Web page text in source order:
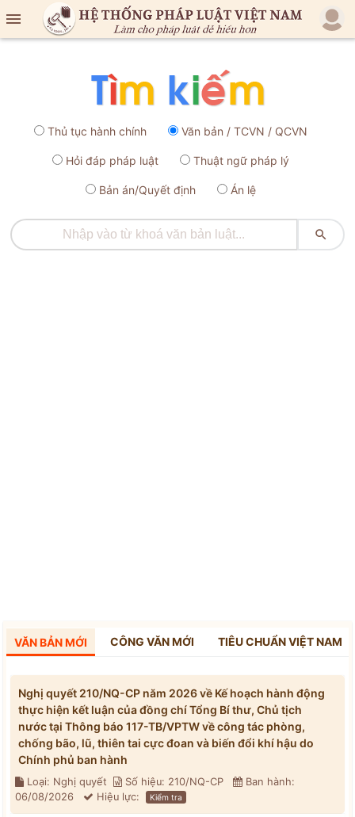

Thủ tục hành chính Văn bản / TCVN / QCVN
Hỏi đáp pháp luật Thuật ngữ pháp lý
Bản án/Quyết định Án lệ

VĂN BẢN MỚI CÔNG VĂN MỚI TIÊU CHUẨN VIỆT NAM
Nghị quyết 210/NQ-CP năm 2026 về Kế hoạch hành động
thực hiện kết luận của đồng chí Tổng Bí thư, Chủ tịch
nước tại Thông báo 117-TB/VPTW về công tác phòng,
chống bão, lũ, thiên tai cực đoan và biến đổi khí hậu do
Chính phủ ban hành
Loại: Nghị quyết Số hiệu: 210/NQ-CP
Ban hành:
06/08/2026
Hiệu lực: Kiểm tra